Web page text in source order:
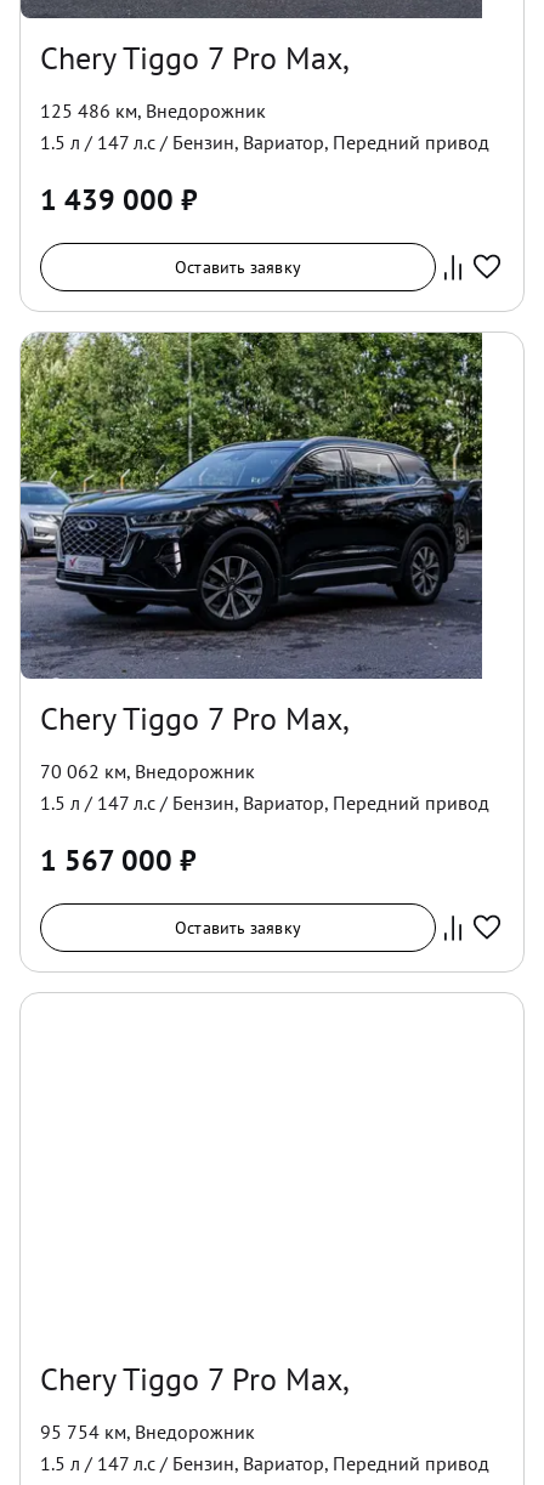
Chery Tiggo 7 Pro Max,
125 486 км, Внедорожник
1.5 л / 147 л.с / Бензин, Вариатор, Передний привод
1 439 000 ₽
Оставить заявку
Chery Tiggo 7 Pro Max,
70 062 км, Внедорожник
1.5 л / 147 л.с / Бензин, Вариатор, Передний привод
1 567 000 ₽
Оставить заявку
Chery Tiggo 7 Pro Max,
95 754 км, Внедорожник
1.5 л / 147 л.с / Бензин, Вариатор, Передний привод